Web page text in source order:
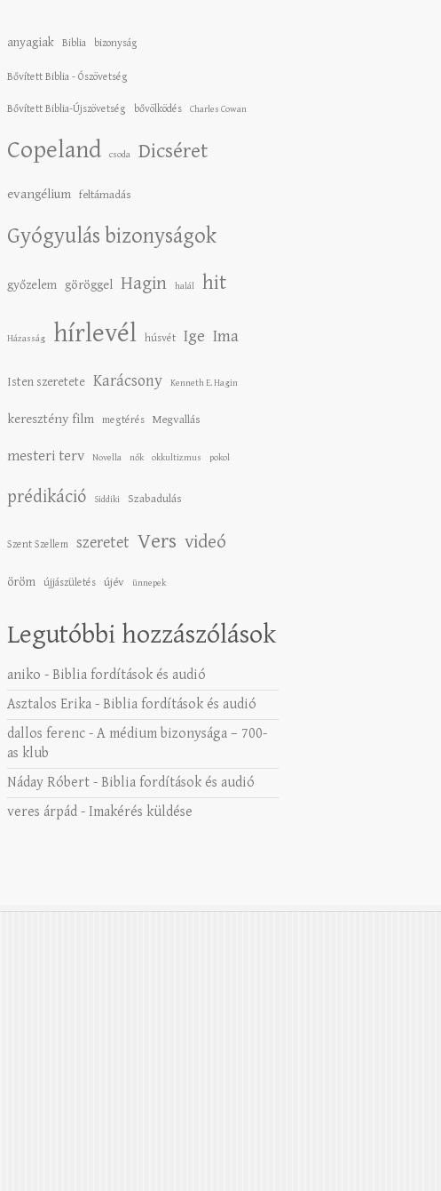
anyagiak Biblia bizonyság
Bővített Biblia - Ószövetség
Bővített Biblia-Újszövetség bővölködés Charles Cowan
Copeland csoda Dicséret
evangélium feltámadás
Gyógyulás bizonyságok
győzelem göröggel Hagin halál hit
Házasság hírlevél húsvét Ige Ima
Isten szeretete Karácsony Kenneth E. Hagin
keresztény film megtérés Megvallás
mesteri terv Novella nők okkultizmus pokol
prédikáció Siddiki Szabadulás
Szent Szellem szeretet Vers videó
öröm újjászületés újév ünnepek
Legutóbbi hozzászólások
aniko -Biblia fordítások és audió
Asztalos Erika -Biblia fordítások és audió
dallos ferenc -A médium bizonysága – 700-
as klub
Náday Róbert -Biblia fordítások és audió
veres árpád - Imakérés küldése